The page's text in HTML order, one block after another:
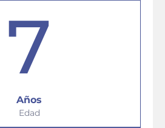
7
Años
Edad